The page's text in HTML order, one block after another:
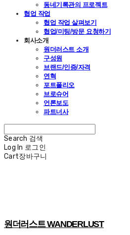
동네기록관의 프로젝트
협업 작업
협업 작업 살펴보기
협업/미팅/방문 요청하기
회사소개
원더러스트 소개
구성원
브랜드/인증/자격
연혁
포트폴리오
브로슈어
언론보도
파트너사
Search 검색
Log In 로그인
Cart장바구니
원더러스트 WANDERLUST